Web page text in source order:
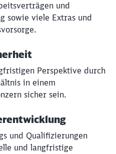
und
sowie viele Extras und
Perspektive durch
in einem
sicher sein.
und Qualifizierungen
und langfristige